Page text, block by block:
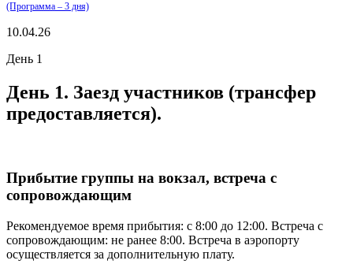
(Программа – 3 дня)
10.04.26
День 1
День 1. Заезд участников (трансфер
предоставляется).
Прибытие группы на вокзал, встреча с
сопровождающим
Рекомендуемое время прибытия: с 8:00 до 12:00. Встреча с
сопровождающим: не ранее 8:00. Встреча в аэропорту
осуществляется за дополнительную плату.